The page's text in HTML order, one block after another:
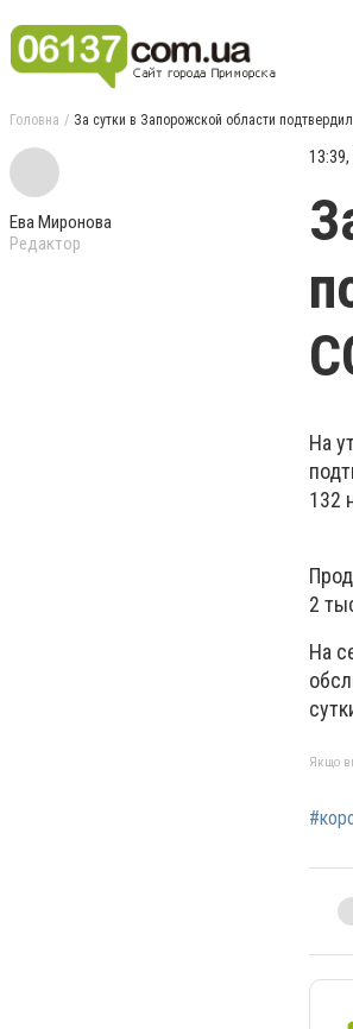
Головна За сутки в Запорожской области
Ева Миронова
Редактор
На
132
2
На
Якщо